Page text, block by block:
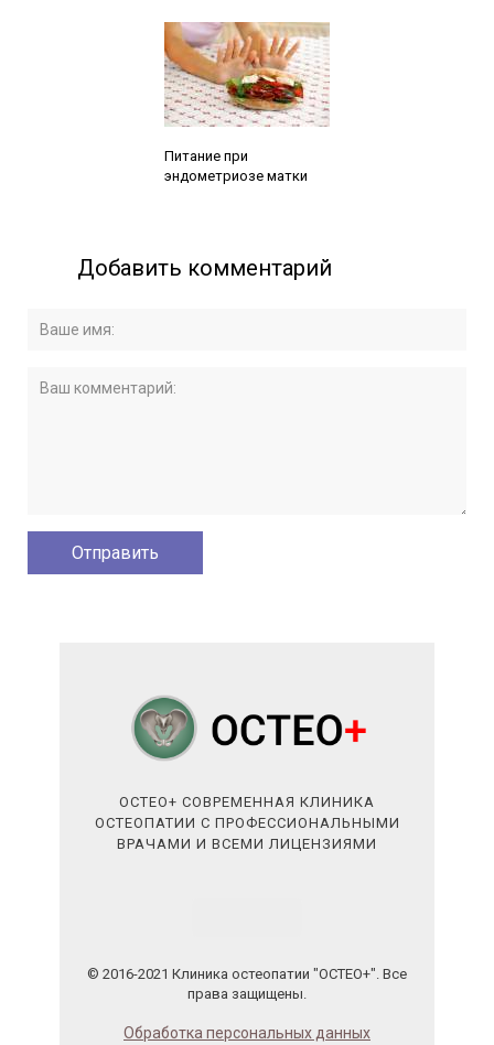
Питание при
эндометриозе матки
Добавить комментарий
ОСТЕО+ СОВРЕМЕННАЯ КЛИНИКА
ОСТЕОПАТИИ С ПРОФЕССИОНАЛЬНЫМИ
ВРАЧАМИ И ВСЕМИ ЛИЦЕНЗИЯМИ
© 2016-2021 Клиника остеопатии "ОСТЕО+". Все
права защищены.
Обработка персональных данных